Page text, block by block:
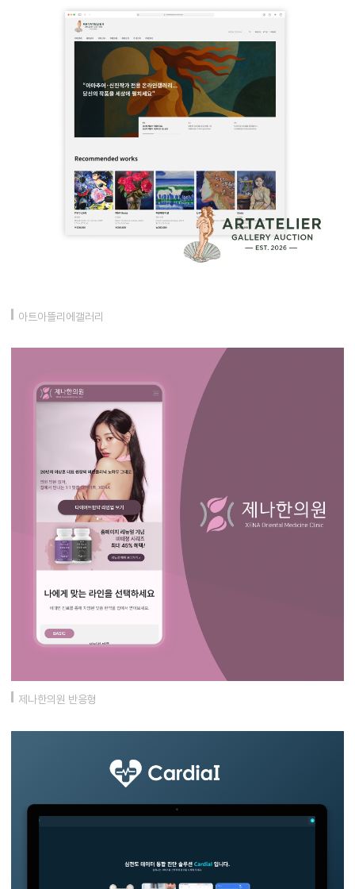
아트아뜰리에갤러리
제나한의원 반응형